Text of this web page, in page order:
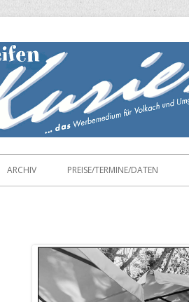
ARCHIV PREISE/TERMINE/DATEN